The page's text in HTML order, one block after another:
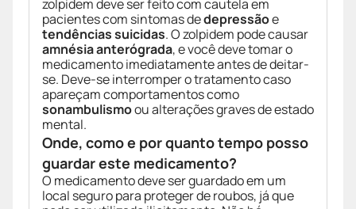
zolpidem deve ser feito com cautela em
pacientes com sintomas dedepressãoe
tendências suicidas. O zolpidem pode causar
amnésia anterógrada, e você deve tomar o
medicamento imediatamente antes de deitar-
se. Deve-se interromper o tratamento caso
apareçam comportamentos como
sonambulismoou alterações graves de estado
mental.
Onde, como e por quanto tempo posso
guardar este medicamento?
O medicamento deve ser guardado em um
local seguro para proteger de roubos, já que